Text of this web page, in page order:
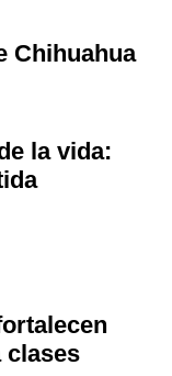
Chihuahua
la vida:
clases